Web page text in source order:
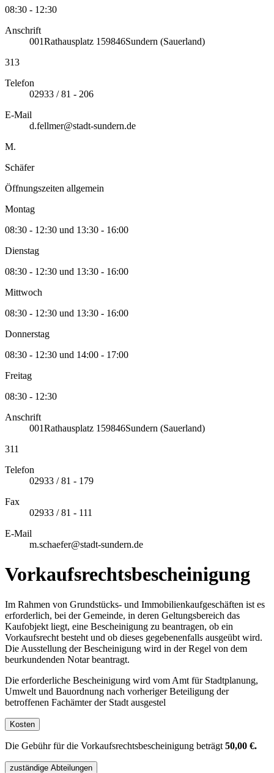
08:30 - 12:30
Anschrift
001Rathausplatz 1 59846Sundern (Sauerland)
313
Telefon
02933 / 81 - 206
E-Mail
d.fellmer@stadt-sundern.de
M.
Schäfer
Öffnungszeiten allgemein
Montag
08:30 - 12:30 und 13:30 - 16:00
Dienstag
08:30 - 12:30 und 13:30 - 16:00
Mittwoch
08:30 - 12:30 und 13:30 - 16:00
Donnerstag
08:30 - 12:30 und 14:00 - 17:00
Freitag
08:30 - 12:30
Anschrift
001Rathausplatz 1 59846Sundern (Sauerland)
311
Telefon
02933 / 81 - 179
Fax
02933 / 81 - 111
E-Mail
m.schaefer@stadt-sundern.de
Vorkaufsrechtsbescheinigung
Im Rahmen von Grundstücks- und Immobilienkaufgeschäften ist es
erforderlich, bei der Gemeinde, in deren Geltungsbereich das
Kaufobjekt liegt, eine Bescheinigung zu beantragen, ob ein
Vorkaufsrecht besteht und ob dieses gegebenenfalls ausgeübt wird.
Die Ausstellung der Bescheinigung wird in der Regel von dem
beurkundenden Notar beantragt.
Die erforderliche Bescheinigung wird vom Amt für Stadtplanung,
Umwelt und Bauordnung nach vorheriger Beteiligung der
betroffenen Fachämter der Stadt ausgestel
Kosten
Die Gebühr für die Vorkaufsrechtsbescheinigung beträgt 50,00 €.
zuständige Abteilungen